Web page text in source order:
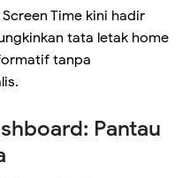
Time kini hadir
tata letak home
tanpa
Pantau